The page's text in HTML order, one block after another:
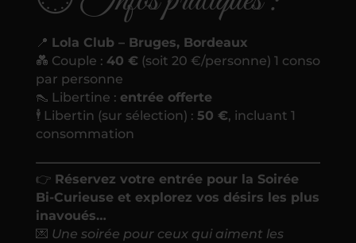
📍 Lola Club – Bruges, Bordeaux
💑 Couple : 40 € (soit 20 €/personne) 1 conso
par personne
👠 Libertine : entrée offerte
🕴 Libertin (sur sélection) : 50 €, incluant 1
consommation
👉 Réservez votre entrée pour la Soirée
Bi-Curieuse et explorez vos désirs les plus
inavoués…
💌 Une soirée pour ceux qui aiment les